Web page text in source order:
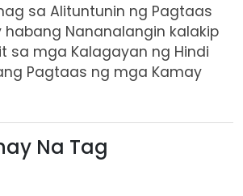
sa Alituntunin ng Pagtaas
Nananalangin kalakip
sa mga Kalagayan ng Hindi
Pagtaas ng mga Kamay
Na Tag